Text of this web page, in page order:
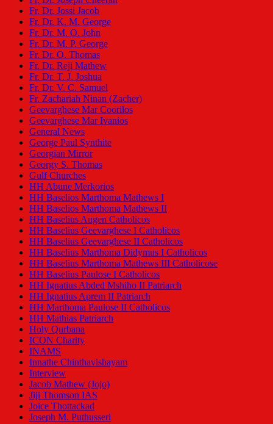
Fr. Dr. Jossi Jacob
Fr. Dr. K. M. George
Fr. Dr. M. O. John
Fr. Dr. M. P. George
Fr. Dr. O. Thomas
Fr. Dr. Reji Mathew
Fr. Dr. T. J. Joshua
Fr. Dr. V. C. Samuel
Fr. Zachariah Ninan (Zacher)
Geevarghese Mar Coorilos
Geevarghese Mar Ivanios
General News
George Paul Synthite
Georgian Mirror
Georgy S. Thomas
Gulf Churches
HH Abune Merkorios
HH Baselios Marthoma Mathews I
HH Baselios Marthoma Mathews II
HH Baselius Augen Catholicos
HH Baselius Geevarghese I Catholicos
HH Baselius Geevarghese II Catholicos
HH Baselius Marthoma Didymus I Catholicos
HH Baselius Marthoma Mathews III Catholicose
HH Baselius Paulose I Catholicos
HH Ignatius Abded Mshiho II Patriarch
HH Ignatius Aprem II Patriarch
HH Marthoma Paulose II Catholicos
HH Mathias Patriarch
Holy Qurbana
ICON Charity
INAMS
Innathe Chinthavishayam
Interview
Jacob Mathew (Jojo)
Jiji Thomson IAS
Joice Thottackad
Joseph M. Puthusseri